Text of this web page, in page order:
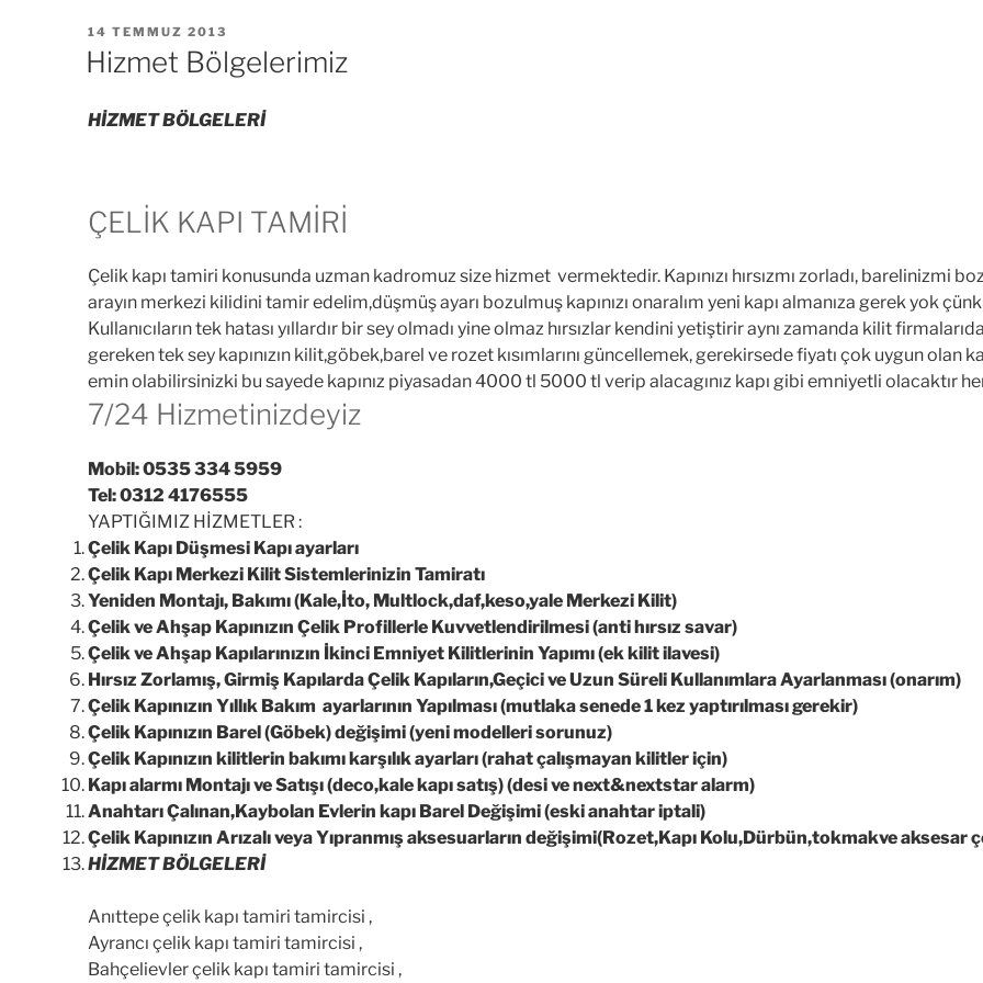
YAYIM
TARIHI
14 TEMMUZ 2013
Hizmet Bölgelerimiz
HİZMET BÖLGELERİ
ÇELİK KAPI TAMİRİ
Çelik kapı tamiri konusunda uzman kadromuz size hizmet vermektedir. Kapınızı hırsızmı zorladı, barelinizmi
arayın merkezi kilidini tamir edelim,düşmüş ayarı bozulmuş kapınızı onaralım yeni kapı almanıza gerek yok
Kullanıcıların tek hatası yıllardır bir sey olmadı yine olmaz hırsızlar kendini yetiştirir aynı zamanda kilit
gereken tek sey kapınızın kilit,göbek,barel ve rozet kısımlarını güncellemek, gerekirsede fiyatı çok uygun
emin olabilirsinizki bu sayede kapınız piyasadan 4000 tl 5000 tl verip alacagınız kapı gibi emniyetli olacaktır
7/24 Hizmetinizdeyiz
Mobil: 0535 334 5959
Tel: 0312 4176555
YAPTIĞIMIZ HİZMETLER :
Çelik Kapı Düşmesi Kapı ayarları
Çelik Kapı Merkezi Kilit Sistemlerinizin Tamiratı
Yeniden Montajı, Bakımı (Kale,İto, Multlock,daf,keso,yale Merkezi Kilit)
Çelik ve Ahşap Kapınızın Çelik Profillerle Kuvvetlendirilmesi (anti hırsız savar)
Çelik ve Ahşap Kapılarınızın İkinci Emniyet Kilitlerinin Yapımı (ek kilit ilavesi)
Hırsız Zorlamış, Girmiş Kapılarda Çelik Kapıların,Geçici ve Uzun Süreli Kullanımlara Ayarlanması (onarım)
Çelik Kapınızın Yıllık Bakım ayarlarının Yapılması (mutlaka senede 1 kez yaptırılması gerekir)
Çelik Kapınızın Barel (Göbek) değişimi (yeni modelleri sorunuz)
Çelik Kapınızın kilitlerin bakımı karşılık ayarları (rahat çalışmayan kilitler için)
Kapı alarmı Montajı ve Satışı (deco,kale kapı satış) (desi ve next&nextstar alarm)
Anahtarı Çalınan,Kaybolan Evlerin kapı Barel Değişimi (eski anahtar iptali)
Çelik Kapınızın Arızalı veya Yıpranmış aksesuarların değişimi(Rozet,Kapı Kolu,Dürbün,tokmakve aksesar
HİZMET BÖLGELERİ
Anıttepe çelik kapı tamiri tamircisi ,
Ayrancı çelik kapı tamiri tamircisi ,
Bahçelievler çelik kapı tamiri tamircisi ,